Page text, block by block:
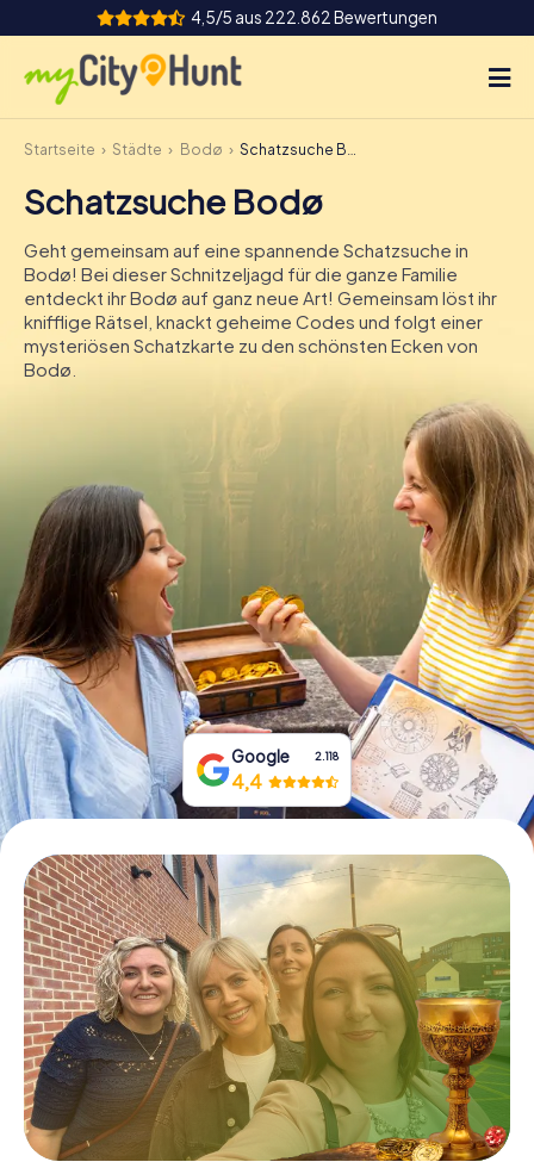
4,5/5 aus 222.862 Bewertungen
So funktioniert's
Städte
Touren
Teamevent
Tickets
DE
IE
IT
Tickets buchen
Gutscheine bestellen
Startseite Städte Bodø Schatzsuche Bodø
Schatzsuche Bodø
Geht gemeinsam auf eine spannende Schatzsuche in
Bodø! Bei dieser Schnitzeljagd für die ganze Familie
entdeckt ihr Bodø auf ganz neue Art! Gemeinsam löst ihr
knifflige Rätsel, knackt geheime Codes und folgt einer
mysteriösen Schatzkarte zu den schönsten Ecken von
Bodø.
Google 2.118
4,4